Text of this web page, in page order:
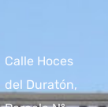
Calle Hoces
del Duratón,